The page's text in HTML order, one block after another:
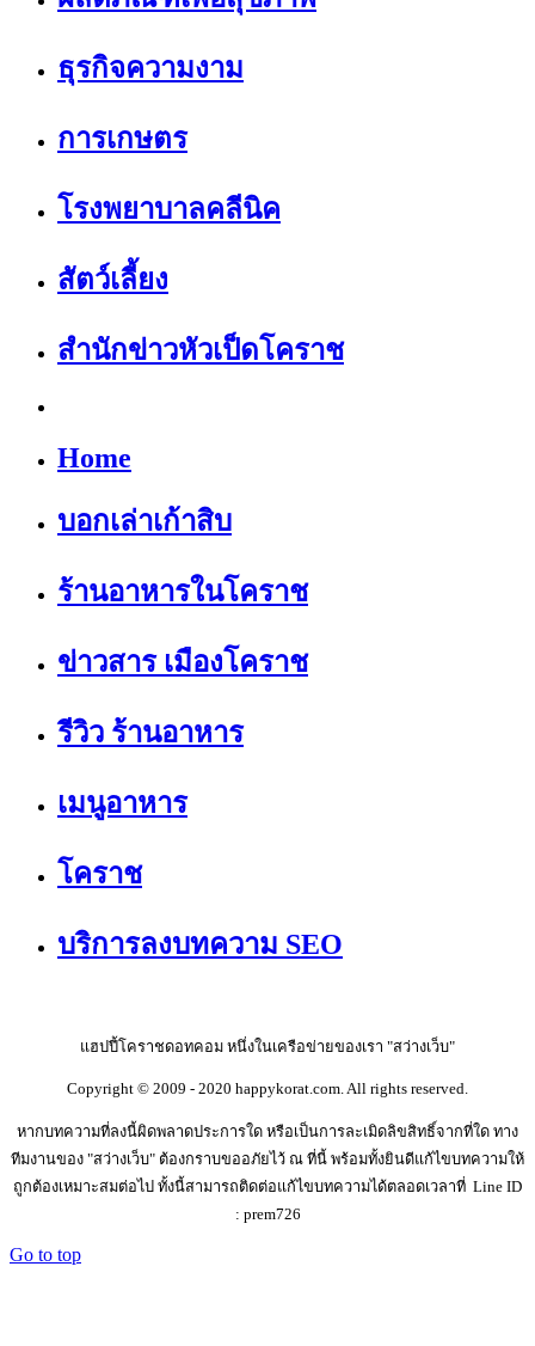
ธุรกิจความงาม
การเกษตร
โรงพยาบาลคลีนิค
สัตว์เลี้ยง
สำนักข่าวหัวเป็ดโคราช
Home
บอกเล่าเก้าสิบ
ร้านอาหารในโคราช
ข่าวสาร เมืองโคราช
รีวิว ร้านอาหาร
เมนูอาหาร
โคราช
บริการลงบทความ SEO
แฮปปี้โคราชดอทคอม หนึ่งในเครือข่ายของเรา "สว่างเว็บ"
Copyright © 2009 - 2020 happykorat.com. All rights reserved.
หากบทความที่ลงนี้ผิดพลาดประการใด หรือเป็นการละเมิดลิขสิทธิ์จากที่ใด ทาง
ทีมงานของ "สว่างเว็บ" ต้องกราบขออภัยไว้ ณ ที่นี้ พร้อมทั้งยินดีแก้ไขบทความให้
ถูกต้องเหมาะสมต่อไป ทั้งนี้สามารถติดต่อแก้ไขบทความได้ตลอดเวลาที่ Line ID
: prem726
Go to top